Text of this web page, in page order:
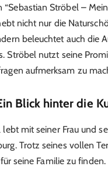
Ströbel –
nicht nur die
beleuchtet auch die
Ströbel nutzt seine
aufmerksam zu
Blick hinter die
mit seiner Frau und
Trotz seines vollen
seine Familie zu